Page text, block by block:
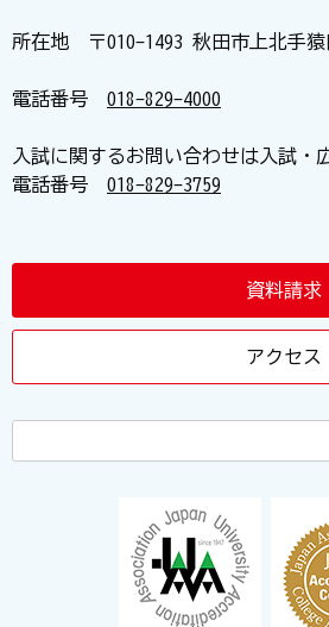
所在地 〒010-1493 秋田市上北手猿
電話番号 018-829-4000
入試に関するお問い合わせは入試・
電話番号 018-829-3759
資料請求
アクセス